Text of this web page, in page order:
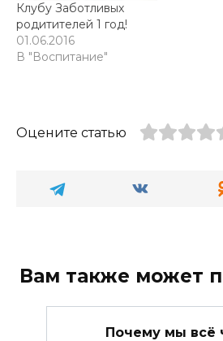
Клубу Заботливых
родитителей 1 год!
01.06.2016
В "Воспитание"
Оцените статью
Вам также может
Почему мы всё